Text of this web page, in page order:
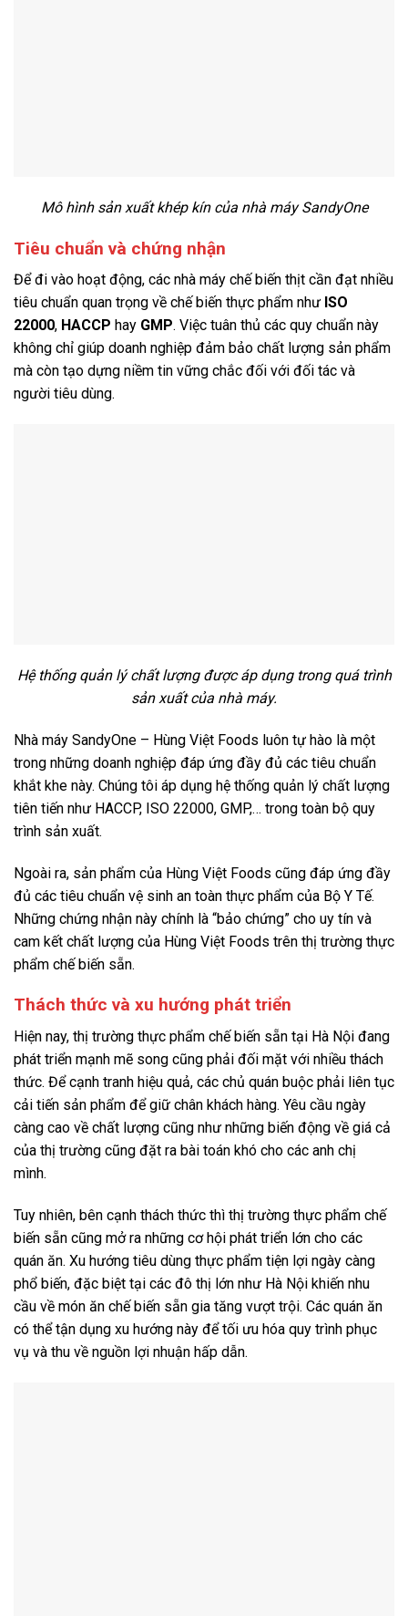
Mô hình sản xuất khép kín của nhà máy SandyOne
Tiêu chuẩn và chứng nhận
Để đi vào hoạt động, các nhà máy chế biến thịt cần đạt nhiều
tiêu chuẩn quan trọng về chế biến thực phẩm như ISO
22000, HACCP hay GMP. Việc tuân thủ các quy chuẩn này
không chỉ giúp doanh nghiệp đảm bảo chất lượng sản phẩm
mà còn tạo dựng niềm tin vững chắc đối với đối tác và
người tiêu dùng.
Hệ thống quản lý chất lượng được áp dụng trong quá trình
sản xuất của nhà máy.
Nhà máy SandyOne – Hùng Việt Foods luôn tự hào là một
trong những doanh nghiệp đáp ứng đầy đủ các tiêu chuẩn
khắt khe này. Chúng tôi áp dụng hệ thống quản lý chất lượng
tiên tiến như HACCP, ISO 22000, GMP,… trong toàn bộ quy
trình sản xuất.
Ngoài ra, sản phẩm của Hùng Việt Foods cũng đáp ứng đầy
đủ các tiêu chuẩn vệ sinh an toàn thực phẩm của Bộ Y Tế.
Những chứng nhận này chính là “bảo chứng” cho uy tín và
cam kết chất lượng của Hùng Việt Foods trên thị trường thực
phẩm chế biến sẵn.
Thách thức và xu hướng phát triển
Hiện nay, thị trường thực phẩm chế biến sẵn tại Hà Nội đang
phát triển mạnh mẽ song cũng phải đối mặt với nhiều thách
thức. Để cạnh tranh hiệu quả, các chủ quán buộc phải liên tục
cải tiến sản phẩm để giữ chân khách hàng. Yêu cầu ngày
càng cao về chất lượng cũng như những biến động về giá cả
của thị trường cũng đặt ra bài toán khó cho các anh chị
mình.
Tuy nhiên, bên cạnh thách thức thì thị trường thực phẩm chế
biến sẵn cũng mở ra những cơ hội phát triển lớn cho các
quán ăn. Xu hướng tiêu dùng thực phẩm tiện lợi ngày càng
phổ biến, đặc biệt tại các đô thị lớn như Hà Nội khiến nhu
cầu về món ăn chế biến sẵn gia tăng vượt trội. Các quán ăn
có thể tận dụng xu hướng này để tối ưu hóa quy trình phục
vụ và thu về nguồn lợi nhuận hấp dẫn.